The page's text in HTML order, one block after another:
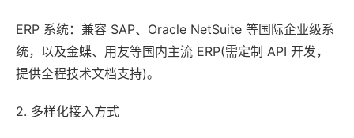
ERP 系统：兼容 SAP、Oracle NetSuite 等国际企业级系
统，以及金蝶、用友等国内主流 ERP(需定制 API 开发，
提供全程技术文档支持)。
2. 多样化接入方式